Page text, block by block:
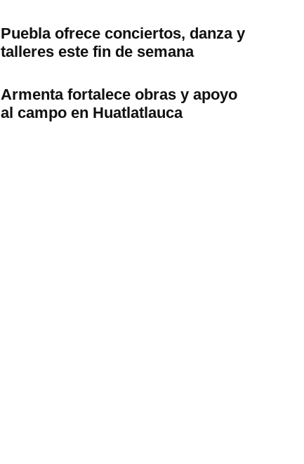
Puebla ofrece conciertos, danza y
talleres este fin de semana
Armenta fortalece obras y apoyo
al campo en Huatlatlauca